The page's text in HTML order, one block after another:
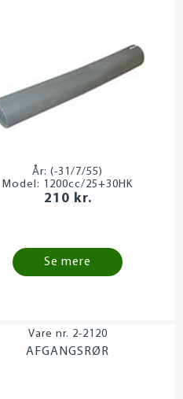
År:(-31/7/55)
Model: 1200cc/25+30HK
210 kr.
Se mere
2-2120
AFGANGSRØR